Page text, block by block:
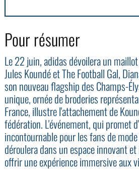
Pour résumer
Le 22 juin, adidas dévoilera un
Jules Koundé et The Football Gal,
son nouveau flagship des Champs-
unique, ornée de broderies
France, illustre l'attachement de
fédération. L'événement, qui promet
incontournable pour les fans de
déroulera dans un espace innovant
offrir une expérience immersive aux